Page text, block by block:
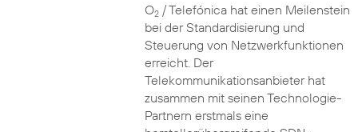
O2/ Telefónica hat einen Meilenstein
bei der Standardisierung und
Steuerung von Netzwerkfunktionen
erreicht. Der
Telekommunikationsanbieter hat
zusammen mit seinen Technologie-
Partnern erstmals eine